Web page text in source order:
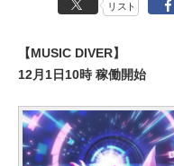
リスト
【MUSIC DIVER】
12月1日10時 稼働開始